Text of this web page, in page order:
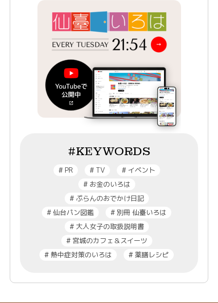
#KEYWORDS
#PR #TV #イベント
#お金のいろは
#ぷらんのおでかけ日記
# 仙台パン図鑑 # 別冊 仙臺いろは
#大人女子の取扱説明書
#宮城のカフェ＆スイーツ
# 熱中症対策のいろは # 薬膳レシピ